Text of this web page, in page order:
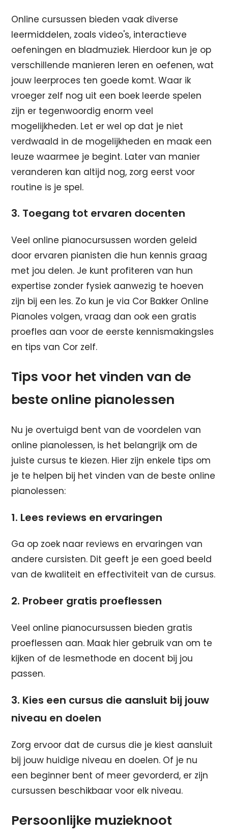
Online cursussen bieden vaak diverse
leermiddelen, zoals video's, interactieve
oefeningen en bladmuziek. Hierdoor kun je op
verschillende manieren leren en oefenen, wat
jouw leerproces ten goede komt. Waar ik
vroeger zelf nog uit een boek leerde spelen
zijn er tegenwoordig enorm veel
mogelijkheden. Let er wel op dat je niet
verdwaald in de mogelijkheden en maak een
leuze waarmee je begint. Later van manier
veranderen kan altijd nog, zorg eerst voor
routine is je spel.
3. Toegang tot ervaren docenten
Veel online pianocursussen worden geleid
door ervaren pianisten die hun kennis graag
met jou delen. Je kunt profiteren van hun
expertise zonder fysiek aanwezig te hoeven
zijn bij een les. Zo kun je via Cor Bakker Online
Pianoles volgen, vraag dan ook een gratis
proefles aan voor de eerste kennismakingsles
en tips van Cor zelf.
Tips voor het vinden van de
beste online pianolessen
Nu je overtuigd bent van de voordelen van
online pianolessen, is het belangrijk om de
juiste cursus te kiezen. Hier zijn enkele tips om
je te helpen bij het vinden van de beste online
pianolessen:
1. Lees reviews en ervaringen
Ga op zoek naar reviews en ervaringen van
andere cursisten. Dit geeft je een goed beeld
van de kwaliteit en effectiviteit van de cursus.
2. Probeer gratis proeflessen
Veel online pianocursussen bieden gratis
proeflessen aan. Maak hier gebruik van om te
kijken of de lesmethode en docent bij jou
passen.
3. Kies een cursus die aansluit bij jouw
niveau en doelen
Zorg ervoor dat de cursus die je kiest aansluit
bij jouw huidige niveau en doelen. Of je nu
een beginner bent of meer gevorderd, er zijn
cursussen beschikbaar voor elk niveau.
Persoonlijke muzieknoot